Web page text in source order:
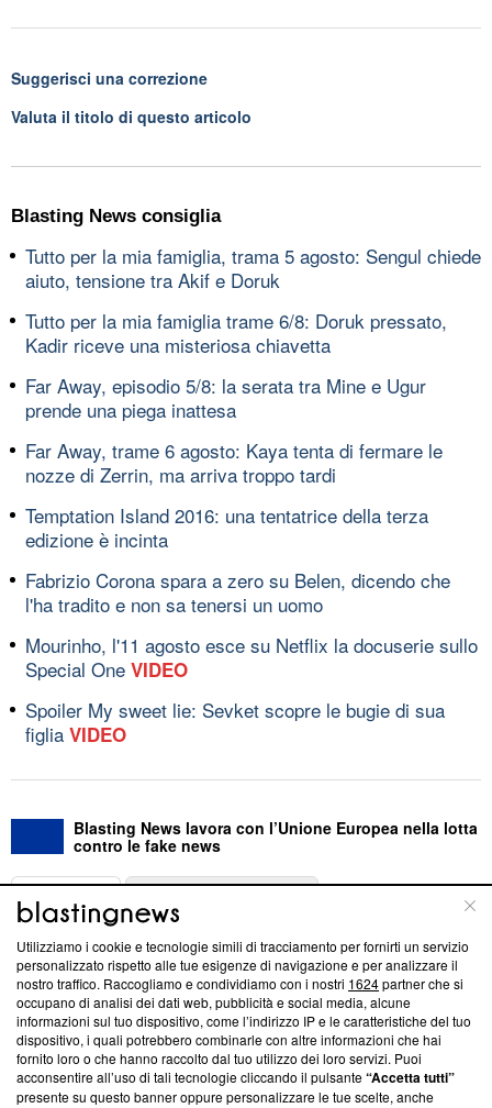
Suggerisci una correzione
Valuta il titolo di questo articolo
Blasting News consiglia
Tutto per la mia famiglia, trama 5 agosto: Sengul chiede
aiuto, tensione tra Akif e Doruk
Tutto per la mia famiglia trame 6/8: Doruk pressato,
Kadir riceve una misteriosa chiavetta
Far Away, episodio 5/8: la serata tra Mine e Ugur
prende una piega inattesa
Far Away, trame 6 agosto: Kaya tenta di fermare le
nozze di Zerrin, ma arriva troppo tardi
Temptation Island 2016: una tentatrice della terza
edizione è incinta
Fabrizio Corona spara a zero su Belen, dicendo che
l'ha tradito e non sa tenersi un uomo
Mourinho, l'11 agosto esce su Netflix la docuserie sullo
Special One VIDEO
Spoiler My sweet lie: Sevket scopre le bugie di sua
figlia VIDEO
Blasting News lavora con l’Unione Europea nella lotta
contro le fake news
ABOUT
Questa sezione offre informazioni trasparenti su Blasting
News, sui nostri processi editoriali e su come ci impegniamo a
creare news di qualità. Inoltre, afferma la nostra aderenza a
‘Trust Project - News with Integrity’Blasting News non è
ancora membro del programma, ma ha richiesto di farne
parte; Trust Project non ha ancora effettuato una verifica di
conformità agli standard.
Utilizziamo i cookie e tecnologie simili di tracciamento per fornirti un servizio
personalizzato rispetto alle tue esigenze di navigazione e per analizzare il
nostro traffico. Raccogliamo e condividiamo con i nostri 1624partner che si
occupano di analisi dei dati web, pubblicità e social media, alcune
informazioni sul tuo dispositivo, come l’indirizzo IP e le caratteristiche del tuo
dispositivo, i quali potrebbero combinarle con altre informazioni che hai
fornito loro o che hanno raccolto dal tuo utilizzo dei loro servizi. Puoi
acconsentire all’uso di tali tecnologie cliccando il pulsante“Accetta tutti”
presente su questo banner oppure personalizzare le tue scelte, anche